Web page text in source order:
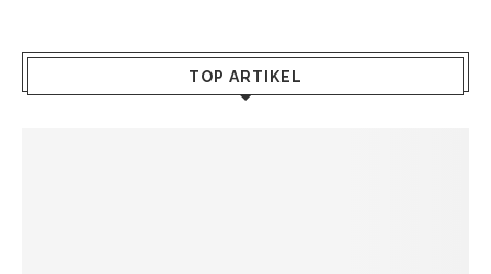
TOP ARTIKEL